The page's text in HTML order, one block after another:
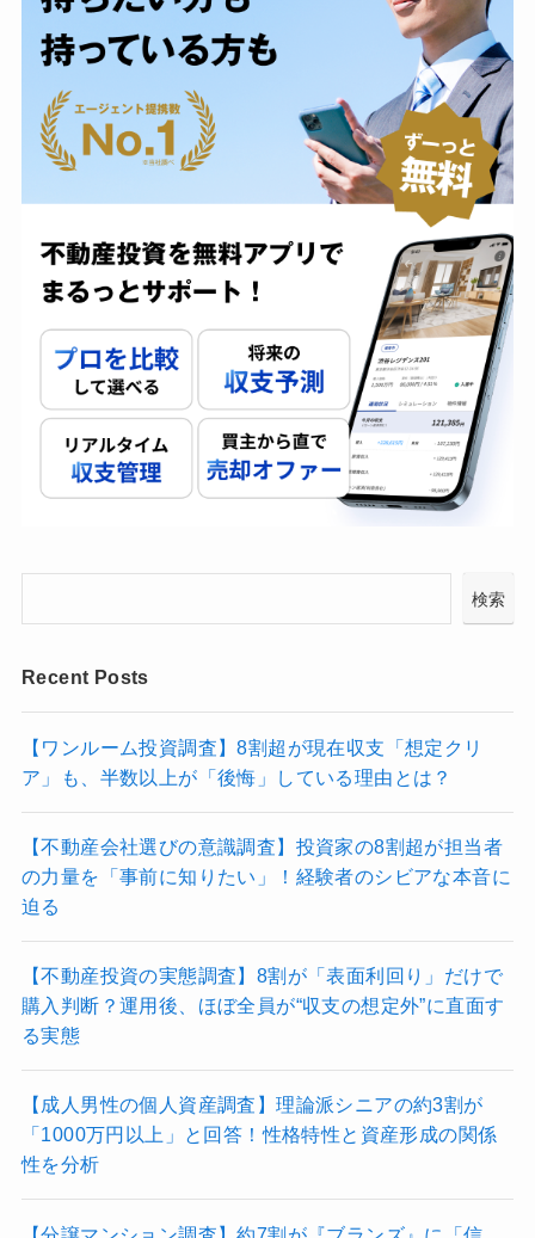
検索
Recent Posts
【ワンルーム投資調査】8割超が現在収支「想定クリ
ア」も、半数以上が「後悔」している理由とは？
【不動産会社選びの意識調査】投資家の8割超が担当者
の力量を「事前に知りたい」！経験者のシビアな本音に
迫る
【不動産投資の実態調査】8割が「表面利回り」だけで
購入判断？運用後、ほぼ全員が“収支の想定外”に直面す
る実態
【成人男性の個人資産調査】理論派シニアの約3割が
「1000万円以上」と回答！性格特性と資産形成の関係
性を分析